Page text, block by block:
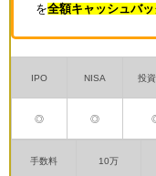
を全額キャッシュバッ
IPO NISA 投
◎ ◎
手数料 10万